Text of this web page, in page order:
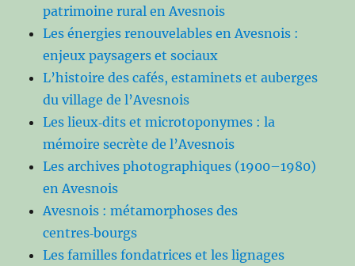
patrimoine rural en Avesnois
Les énergies renouvelables en Avesnois :
enjeux paysagers et sociaux
L’histoire des cafés, estaminets et auberges
du village de l’Avesnois
Les lieux‑dits et microtoponymes : la
mémoire secrète de l’Avesnois
Les archives photographiques (1900–1980)
en Avesnois
Avesnois : métamorphoses des
centres‑bourgs
Les familles fondatrices et les lignages